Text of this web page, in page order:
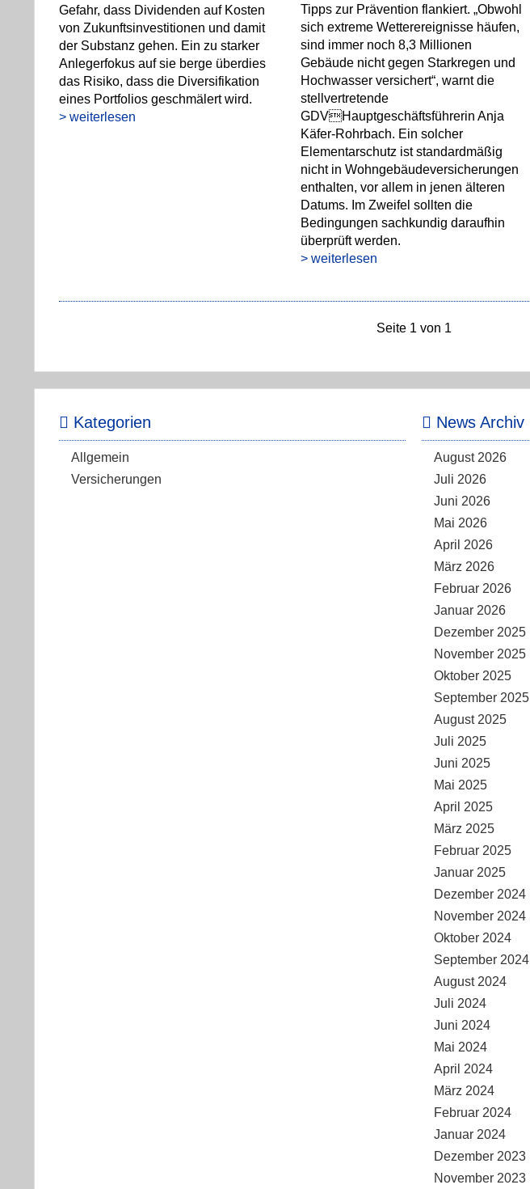
Gefahr, dass Dividenden auf Kosten
von Zukunftsinvestitionen und damit
der Substanz gehen. Ein zu starker
Anlegerfokus auf sie berge überdies
das Risiko, dass die Diversifikation
eines Portfolios geschmälert wird.
> weiterlesen
Tipps zur Prävention flankiert. „Obwohl
sich extreme Wetterereignisse häufen,
sind immer noch 8,3 Millionen
Gebäude nicht gegen Starkregen und
Hochwasser versichert“, warnt die
stellvertretende
GDVHauptgeschäftsführerin Anja
Käfer-Rohrbach. Ein solcher
Elementarschutz ist standardmäßig
nicht in Wohngebäudeversicherungen
enthalten, vor allem in jenen älteren
Datums. Im Zweifel sollten die
Bedingungen sachkundig daraufhin
überprüft werden.
> weiterlesen
Seite 1 von 1
Kategorien
Allgemein
Versicherungen
News Archiv
August 2026
Juli 2026
Juni 2026
Mai 2026
April 2026
März 2026
Februar 2026
Januar 2026
Dezember 2025
November 2025
Oktober 2025
September 2025
August 2025
Juli 2025
Juni 2025
Mai 2025
April 2025
März 2025
Februar 2025
Januar 2025
Dezember 2024
November 2024
Oktober 2024
September 2024
August 2024
Juli 2024
Juni 2024
Mai 2024
April 2024
März 2024
Februar 2024
Januar 2024
Dezember 2023
November 2023